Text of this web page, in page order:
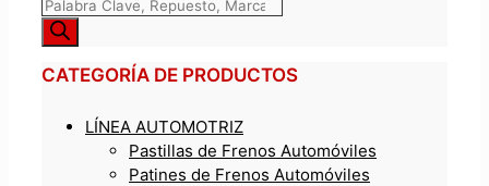
CATEGORÍA DE PRODUCTOS
LÍNEA AUTOMOTRIZ
Pastillas de Frenos Automóviles
Patines de Frenos Automóviles